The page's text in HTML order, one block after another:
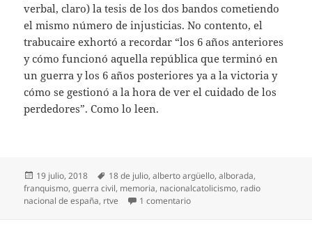
verbal, claro) la tesis de los dos bandos cometiendo
el mismo número de injusticias. No contento, el
trabucaire exhortó a recordar “los 6 años anteriores
y cómo funcionó aquella república que terminó en
un guerra y los 6 años posteriores ya a la victoria y
cómo se gestionó a la hora de ver el cuidado de los
perdedores”. Como lo leen.
Publicado
el
19 julio, 2018 Etiquetas
18 de julio,alberto argüello,alborada,
franquismo,guerra civil, memoria, nacionalcatolicismo, radio
nacional de españa, rtve 1 comentarioen Memoria ‘benevolente’